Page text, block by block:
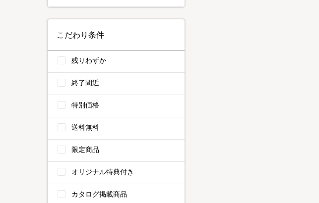
こだわり条件
残りわずか
終了間近
特別価格
送料無料
限定商品
オリジナル特典付き
カタログ掲載商品